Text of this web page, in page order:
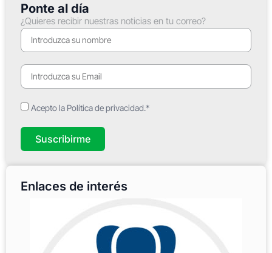
Ponte al día
¿Quieres recibir nuestras noticias en tu correo?
Acepto la Política de privacidad.*
Suscribirme
Enlaces de interés